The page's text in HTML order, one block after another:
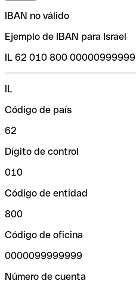
IBAN no válido
Ejemplo de IBAN para Israel
IL 62 010 800
IL
Código de país
62
Dígito de control
010
Código de entidad
800
Código de oficina
0000099999999
Número de cuenta